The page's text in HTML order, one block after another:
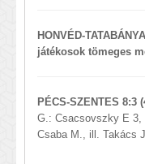
HONVÉD-
játékosok tömeges
PÉCS-SZENTES 8:3
G.: Csacsovszky E 3,
Csaba M., ill. Takács